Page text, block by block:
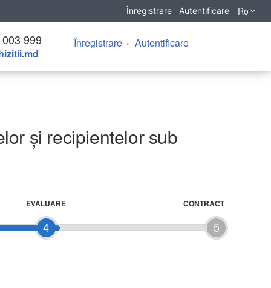
Înregistrare Autentificare Ro
999 Înregistrare Autentificare
și recipientelor sub
4
EVALUARE
5
CONTRACT